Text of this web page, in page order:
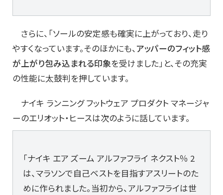
さらに、「ソールの安定感も確実に上がっており、走り
やすくなっています。そのほかにも、アッパーのフィット感
が上がり包み込まれる印象を受けました」と、その充実
の性能に太鼓判を押しています。
ナイキ ランニング フットウェア プロダクト マネージャ
ーのエリオット・ヒースは次のように話しています。
「ナイキ エア ズーム アルファフライ ネクスト％ 2
は、マラソンで⾃⼰ベストを⽬指すアスリートのた
めに作られました。当初から、アルファフライは世